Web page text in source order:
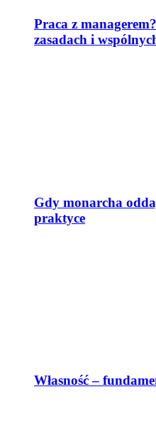
Praca z
zasadach i
Gdy monarcha
praktyce
Własność –